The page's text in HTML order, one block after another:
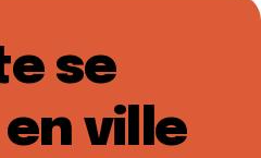
se
ville